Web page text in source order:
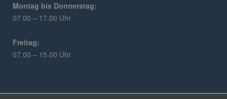
Montag bis Donnerstag:
07.00 – 17.00 Uhr
Freitag:
07.00 – 15.00 Uhr